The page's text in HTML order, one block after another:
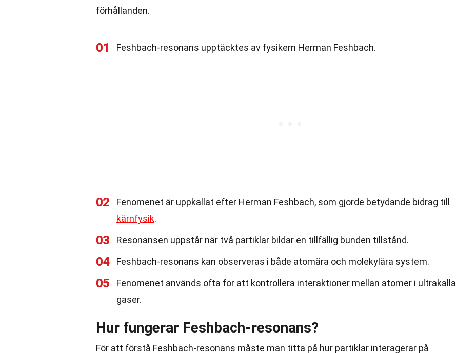
förhållanden.
01 Feshbach-resonans upptäcktes av fysikern Herman Feshbach.
02
Fenomenet är uppkallat efter Herman Feshbach, som gjorde betydande bidrag till
kärnfysik.
03 Resonansen uppstår när två partiklar bildar en tillfällig bunden tillstånd.
04 Feshbach-resonans kan observeras i både atomära och molekylära system.
05
Fenomenet används ofta för att kontrollera interaktioner mellan atomer i ultrakalla
gaser.
Hur fungerar Feshbach-resonans?
För att förstå Feshbach-resonans måste man titta på hur partiklar interagerar på